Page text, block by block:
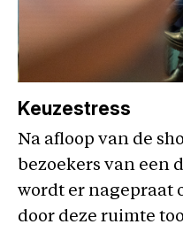
Keuzestress
Na afloop van de
bezoekers van een
wordt er nagepraat
door deze ruimte